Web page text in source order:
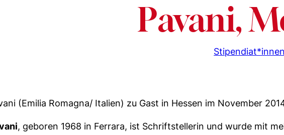
Pavani,
Stipendiat*innen
(Emilia Romagna/ Italien) zu Gast in Hessen im November
, geboren 1968 in Ferrara, ist Schriftstellerin und wurde mit